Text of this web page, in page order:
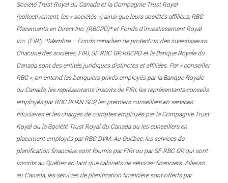
Société Trust Royal du Canada et la Compagnie Trust Royal
(collectivement, les « sociétés ») ainsi que leurs sociétés affiliées, RBC
Placements en Direct Inc. (RBCPD)* et Fonds d’investissement Royal
Inc. (FIRI). *Membre – Fonds canadien de protection des investisseurs.
Chacune des sociétés, FIRI, SF RBC GP, RBCPD et la Banque Royale du
Canada sont des entités juridiques distinctes et affiliées. Par « conseiller
RBC », on entend les banquiers privés employés par la Banque Royale
du Canada, les représentants inscrits de FIRI, les représentants-conseils
employés par RBC PH&N SCP, les premiers conseillers en services
fiduciaires et les chargés de comptes employés par la Compagnie Trust
Royal ou la Société Trust Royal du Canada ou les conseillers en
placement employés par RBC DVM. Au Québec, les services de
planification financière sont fournis par FIRI ou par SF RBC GP, qui sont
inscrits au Québec en tant que cabinets de services financiers. Ailleurs
au Canada, les services de planification financière sont offerts par